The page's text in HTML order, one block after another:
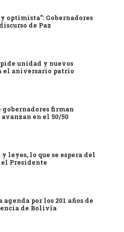
optimista”: Gobernadores
de Paz
unidad y nuevos
el aniversario patrio
gobernadores firman
en el 50/50
leyes, lo que se espera del
Presidente
agenda por los 201 años de
de Bolivia